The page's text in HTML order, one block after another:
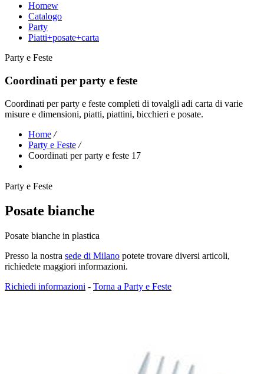
Homew
Catalogo
Party
Piatti+posate+carta
Party e Feste
Coordinati per party e feste
Coordinati per party e feste completi di tovalgli adi carta di varie
misure e dimensioni, piatti, piattini, bicchieri e posate.
Home /
Party e Feste /
Coordinati per party e feste 17
Party e Feste
Posate bianche
Posate bianche in plastica
Presso la nostra sede di Milano potete trovare diversi articoli,
richiedete maggiori informazioni.
Richiedi informazioni - Torna a Party e Feste